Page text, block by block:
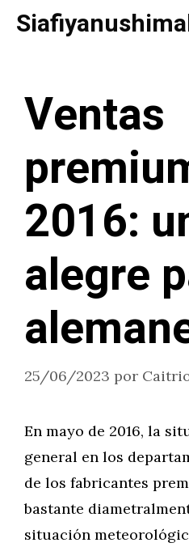
Saltar
Ventas
2016:
alegre
25/06/2023 por
En mayo de 2016, la
general en los
de los fabricantes
bastante
situación